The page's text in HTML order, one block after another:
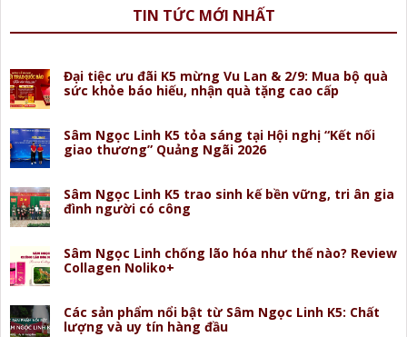
TIN TỨC MỚI NHẤT
Đại tiệc ưu đãi K5 mừng Vu Lan & 2/9: Mua bộ quà
sức khỏe báo hiếu, nhận quà tặng cao cấp
Sâm Ngọc Linh K5 tỏa sáng tại Hội nghị “Kết nối
giao thương” Quảng Ngãi 2026
Sâm Ngọc Linh K5 trao sinh kế bền vững, tri ân gia
đình người có công
Sâm Ngọc Linh chống lão hóa như thế nào? Review
Collagen Noliko+
Các sản phẩm nổi bật từ Sâm Ngọc Linh K5: Chất
lượng và uy tín hàng đầu